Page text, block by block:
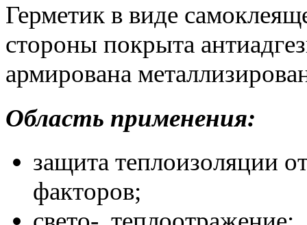
Герметик в виде
стороны покрыта
армирована
Область применения:
защита теплоизоляции
факторов;